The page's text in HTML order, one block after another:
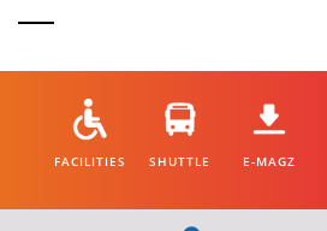
FACILITIES SHUTTLE E-MAGZ